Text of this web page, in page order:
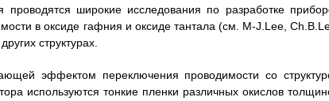
широкие исследования по разработке
в оксиде гафния и оксиде тантала (см. M-J.Lee,
структурах.
эффектом переключения проводимости со
используются тонкие пленки различных окислов